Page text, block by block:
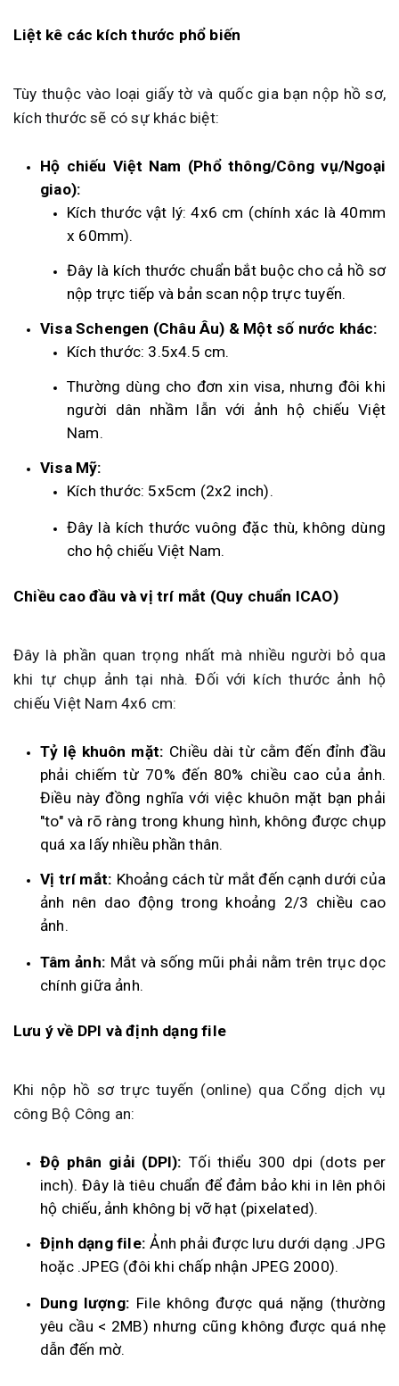
Liệt kê các kích thước phổ biến
Tùy thuộc vào loại giấy tờ và quốc gia bạn nộp hồ sơ,
kích thước sẽ có sự khác biệt:
Hộ chiếu Việt Nam (Phổ thông/Công vụ/Ngoại
giao):
Kích thước vật lý: 4x6 cm (chính xác là 40mm
x 60mm).
Đây là kích thước chuẩn bắt buộc cho cả hồ sơ
nộp trực tiếp và bản scan nộp trực tuyến.
Visa Schengen (Châu Âu) & Một số nước khác:
Kích thước: 3.5x4.5 cm.
Thường dùng cho đơn xin visa, nhưng đôi khi
người dân nhầm lẫn với ảnh hộ chiếu Việt
Nam.
Visa Mỹ:
Kích thước: 5x5cm (2x2 inch).
Đây là kích thước vuông đặc thù, không dùng
cho hộ chiếu Việt Nam.
Chiều cao đầu và vị trí mắt (Quy chuẩn ICAO)
Đây là phần quan trọng nhất mà nhiều người bỏ qua
khi tự chụp ảnh tại nhà. Đối với kích thước ảnh hộ
chiếu Việt Nam 4x6 cm:
Tỷ lệ khuôn mặt: Chiều dài từ cằm đến đỉnh đầu
phải chiếm từ 70% đến 80% chiều cao của ảnh.
Điều này đồng nghĩa với việc khuôn mặt bạn phải
"to" và rõ ràng trong khung hình, không được chụp
quá xa lấy nhiều phần thân.
Vị trí mắt: Khoảng cách từ mắt đến cạnh dưới của
ảnh nên dao động trong khoảng 2/3 chiều cao
ảnh.
Tâm ảnh: Mắt và sống mũi phải nằm trên trục dọc
chính giữa ảnh.
Lưu ý về DPI và định dạng file
Khi nộp hồ sơ trực tuyến (online) qua Cổng dịch vụ
công Bộ Công an:
Độ phân giải (DPI): Tối thiểu 300 dpi (dots per
inch). Đây là tiêu chuẩn để đảm bảo khi in lên phôi
hộ chiếu, ảnh không bị vỡ hạt (pixelated).
Định dạng file: Ảnh phải được lưu dưới dạng .JPG
hoặc .JPEG (đôi khi chấp nhận JPEG 2000).
Dung lượng: File không được quá nặng (thường
yêu cầu < 2MB) nhưng cũng không được quá nhẹ
dẫn đến mờ.